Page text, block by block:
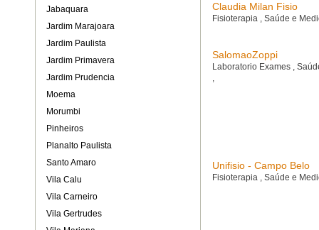
Jabaquara
Jardim Marajoara
Jardim Paulista
Jardim Primavera
Jardim Prudencia
Moema
Morumbi
Pinheiros
Planalto Paulista
Santo Amaro
Vila Calu
Vila Carneiro
Vila Gertrudes
Claudia Milan Fisio
Fisioterapia , Saúde e
SalomaoZoppi
Laboratorio Exames ,
,
Unifisio - Campo Belo
Fisioterapia , Saúde e